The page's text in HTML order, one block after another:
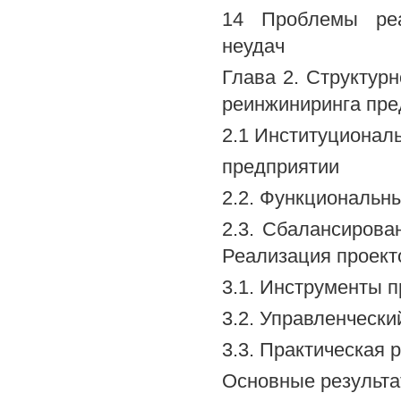
14 Проблемы
неудач
Глава 2.
реинжиниринга
2.1
предприятии
2.2.
2.3.
Реализация
3.1. Инструменты
3.2.
3.3. Практическая
Основные